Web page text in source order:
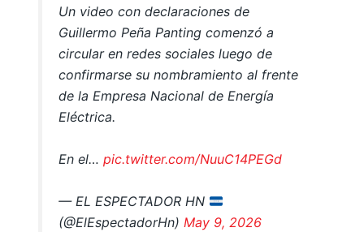
Un video con declaraciones de
Guillermo Peña Panting comenzó a
circular en redes sociales luego de
confirmarse su nombramiento al frente
de la Empresa Nacional de Energía
Eléctrica.
En el… pic.twitter.com/NuuC14PEGd
— EL ESPECTADOR HN
(@ElEspectadorHn) May 9, 2026